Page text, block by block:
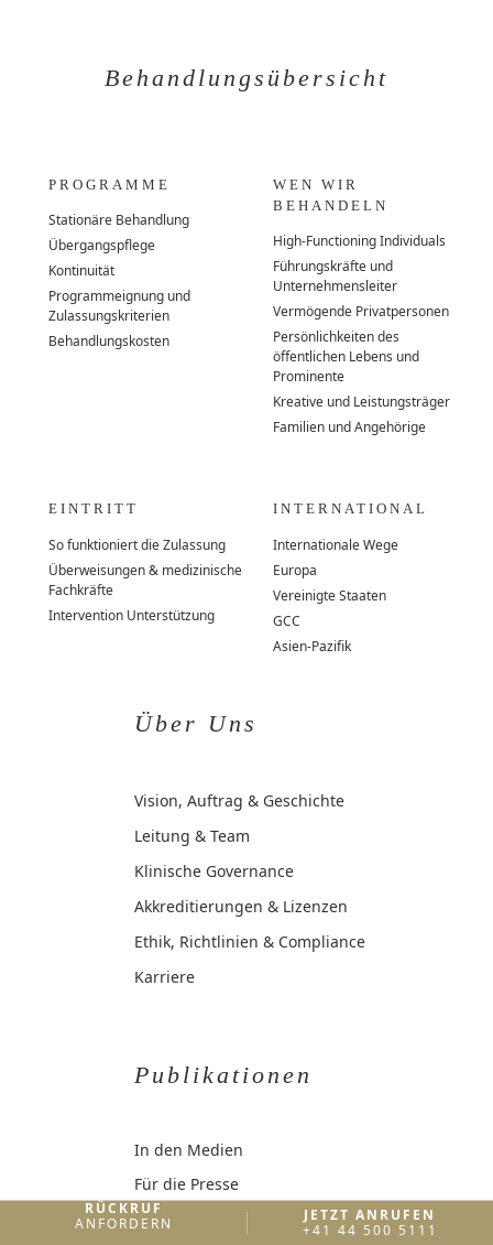
Behandlungsübersicht
PROGRAMME
Stationäre Behandlung
Übergangspflege
Kontinuität
Programmeignung und
Zulassungskriterien
Behandlungskosten
WEN WIR
BEHANDELN
High-Functioning Individuals
Führungskräfte und
Unternehmensleiter
Vermögende Privatpersonen
Persönlichkeiten des
öffentlichen Lebens und
Prominente
Kreative und Leistungsträger
Familien und Angehörige
EINTRITT
So funktioniert die Zulassung
Überweisungen & medizinische
Fachkräfte
Intervention Unterstützung
INTERNATIONAL
Internationale Wege
Europa
Vereinigte Staaten
GCC
Asien-Pazifik
Über Uns
Vision, Auftrag & Geschichte
Leitung & Team
Klinische Governance
Akkreditierungen & Lizenzen
Ethik, Richtlinien & Compliance
Karriere
Publikationen
In den Medien
Für die Presse
Podcast
RÜCKRUF
ANFORDERN
JETZT ANRUFEN
+41 44 500 5111